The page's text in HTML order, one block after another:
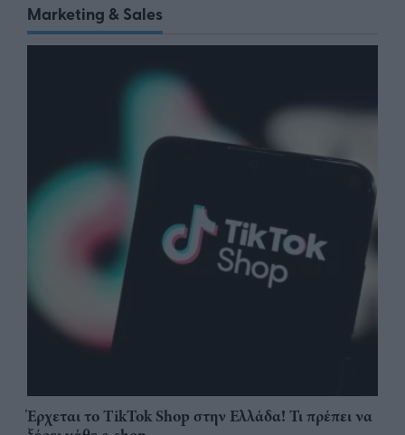
Marketing & Sales
Έρχεται το TikTok Shop στην Ελλάδα! Τι πρέπει να